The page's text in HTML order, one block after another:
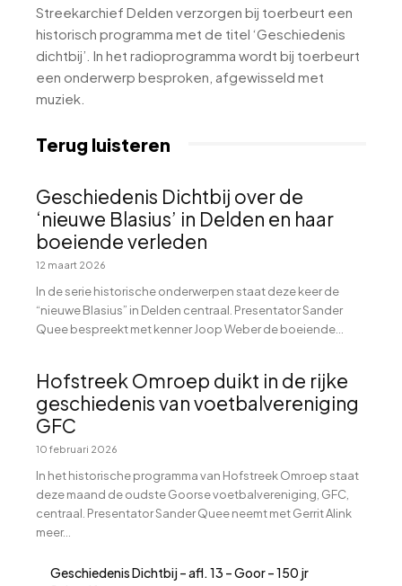
Streekarchief Delden verzorgen bij toerbeurt een
historisch programma met de titel ‘Geschiedenis
dichtbij’. In het radioprogramma wordt bij toerbeurt
een onderwerp besproken, afgewisseld met
muziek.
Terug luisteren
Geschiedenis Dichtbij over de
‘nieuwe Blasius’ in Delden en haar
boeiende verleden
12 maart 2026
In de serie historische onderwerpen staat deze keer de
“nieuwe Blasius” in Delden centraal. Presentator Sander
Quee bespreekt met kenner Joop Weber de boeiende...
Hofstreek Omroep duikt in de rijke
geschiedenis van voetbalvereniging
GFC
10 februari 2026
In het historische programma van Hofstreek Omroep staat
deze maand de oudste Goorse voetbalvereniging, GFC,
centraal. Presentator Sander Quee neemt met Gerrit Alink
meer...
Geschiedenis Dichtbij – afl. 13 – Goor – 150 jr